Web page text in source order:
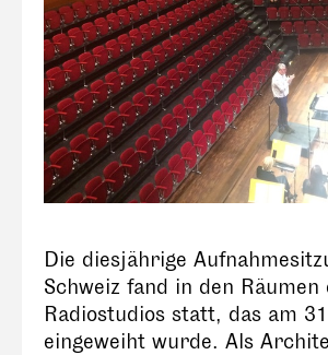
Die diesjährige
Schweiz fand in den Räumen
Radiostudios statt, das am
eingeweiht wurde. Als